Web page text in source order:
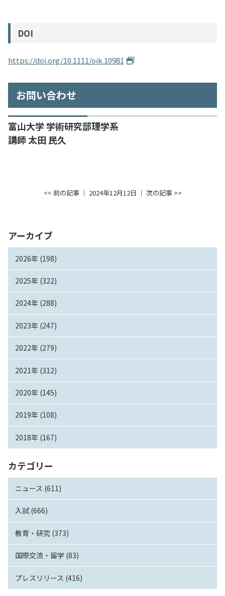
アーカイブ
2026年 (198)
2025年 (322)
2024年 (288)
2023年 (247)
2022年 (279)
2021年 (312)
2020年 (145)
2019年 (108)
2018年 (167)
カテゴリー
ニュース (611)
入試 (666)
教育・研究 (373)
国際交流・留学 (83)
プレスリリース (416)
DOI
https://doi.org/10.1111/oik.10981
お問い合わせ
富山大学 学術研究部理学系
講師 太田 民久
<< 前の記事│ 2024年12月12日 │ 次の記事 >>